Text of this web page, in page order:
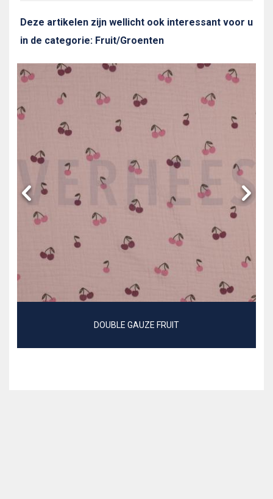
Deze artikelen zijn wellicht ook interessant voor u
in de categorie: Fruit/Groenten
DOUBLE GAUZE FRUIT